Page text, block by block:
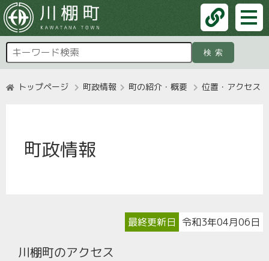
検索
トップページ 町政情報 町の紹介・概要 位置・アクセス
町政情報
最終更新日 令和3年04月06日
川棚町のアクセス